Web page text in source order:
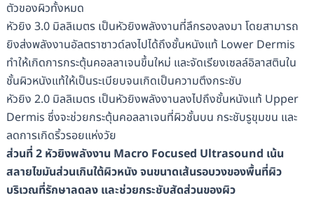
ตัวของผิวทั้งหมด
หัวยิง 3.0 มิลลิเมตร เป็นหัวยิงพลังงานที่ลึกรองลงมา โดยสามารถ
ยิงส่งพลังงานอัลตราซาวด์ลงไปได้ถึงชั้นหนังแท้ Lower Dermis
ทำให้เกิดการกระตุ้นคอลลาเจนขึ้นใหม่ และจัดเรียงเซลล์อิลาสตินใน
ชั้นผิวหนังแท้ให้เป็นระเบียบจนเกิดเป็นความตึงกระชับ
หัวยิง 2.0 มิลลิเมตร เป็นหัวยิงพลังงานลงไปถึงชั้นหนังแท้ Upper
Dermis ซึ่งจะช่วยกระตุ้นคอลลาเจนที่ผิวชั้นบน กระชับรูขุมขน และ
ลดการเกิดริ้วรอยแห่งวัย
ส่วนที่ 2 หัวยิงพลังงาน Macro Focused Ultrasound เน้น
สลายไขมันส่วนเกินใต้ผิวหนัง จนขนาดเส้นรอบวงของพื้นที่ผิว
บริเวณที่รักษาลดลง และช่วยกระชับสัดส่วนของผิว